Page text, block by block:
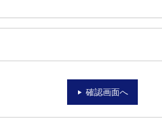
確認画面へ